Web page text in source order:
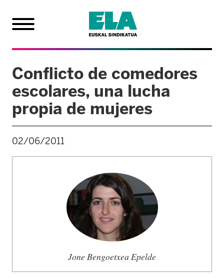
Conflicto de comedores
escolares, una lucha
propia de mujeres
02/06/2011
Jone Bengoetxea Epelde